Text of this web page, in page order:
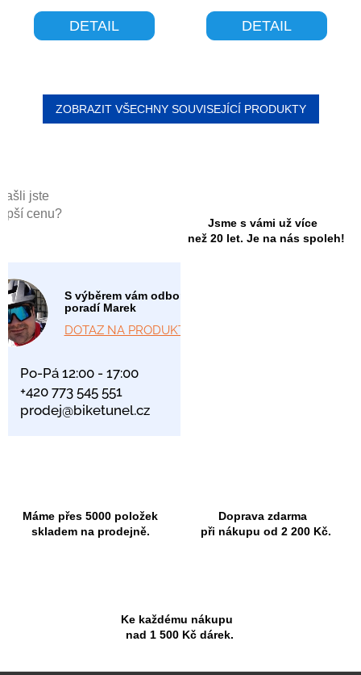
jste
cenu?
S výběrem vám odborně
poradí Marek
DOTAZ NA PRODUKT
Po-Pá 12:00 - 17:00
+420 773 545 551
prodej@biketunel.cz
Jsme s vámi už více
než 20 let. Je na nás spoleh!
Máme přes 5000 položek
skladem na prodejně.
Doprava zdarma
při nákupu od 2 200 Kč.
Ke každému nákupu
nad 1 500 Kč dárek.
DETAIL DETAIL
ZOBRAZIT VŠECHNY SOUVISEJÍCÍ PRODUKTY